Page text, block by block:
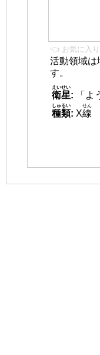
👈 お気に入り
活動領域は
す。
衛星
えいせい
:
「よ
種類
しゅるい
: X線
せん